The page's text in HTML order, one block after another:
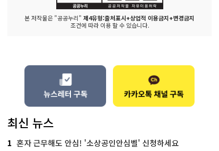
본 저작물은 "공공누리" 제4유형:출처표시+상업적 이용금지+변경금지
조건에 따라 이용 할 수 있습니다.
최신 뉴스
1 혼자 근무해도 안심! '소상공인안심벨' 신청하세요